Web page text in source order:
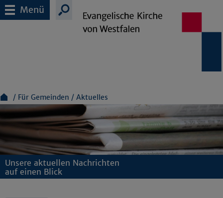
Menü
Für Gemeinden Aktuelles
Unsere aktuellen Nachrichten
auf einen Blick